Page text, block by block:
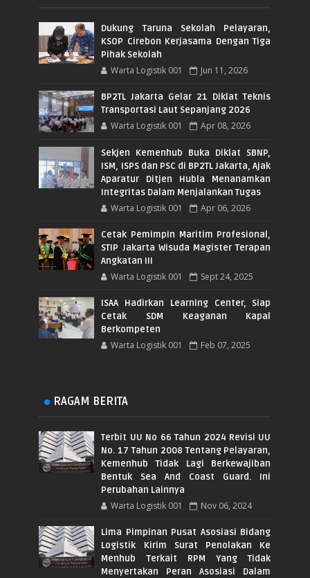
Dukung Taruna Sekolah Pelayaran,
KSOP Cirebon Kerjasama Dengan Tiga
Pihak Sekolah
Warta Logistik 001 Jun 11, 2026
BP2TL Jakarta Gelar 21 Diklat Teknis
Transportasi Laut Sepanjang 2026
Warta Logistik 001 Apr 08, 2026
Sekjen Kemenhub Buka Diklat SBNP,
ISM, ISPS dan PSC di BP2TL Jakarta, Ajak
Aparatur Ditjen Hubla Menanamkan
Integritas Dalam Menjalankan Tugas
Warta Logistik 001 Apr 06, 2026
Cetak Pemimpin Maritim Profesional,
STIP Jakarta Wisuda Magister Terapan
Angkatan III
Warta Logistik 001 Sept 24, 2025
ISAA Hadirkan Learning Center, Siap
Cetak SDM Keaganan Kapal
Berkompeten
Warta Logistik 001 Feb 07, 2025
RAGAM BERITA
Terbit UU No 66 Tahun 2024 Revisi UU
No. 17 Tahun 2008 Tentang Pelayaran,
Kemenhub Tidak Lagi Berkewajiban
Bentuk Sea And Coast Guard. Ini
Perubahan Lainnya
Warta Logistik 001 Nov 06, 2024
Lima Pimpinan Pusat Asosiasi Bidang
Logistik Kirim Surat Penolakan Ke
Menhub Terkait RPM Yang Tidak
Menyertakan Peran Asosiasi Dalam